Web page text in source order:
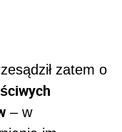
zatem o
– w